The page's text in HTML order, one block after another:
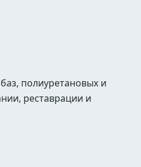
полиуретановых и
реставрации и